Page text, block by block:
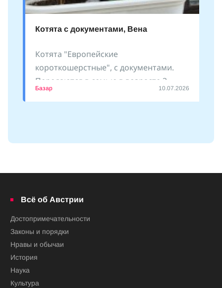
Котята с документами, Вена
Котята "Европейские
короткошерстные", с документами.
Передаются в семью в возрасте 3
месяцев. Есть девочки и
Базар 10.07.2026
Всё об Австрии
Достопримечательности
Законы и порядки
Нравы и обычаи
История
Наука
Культура